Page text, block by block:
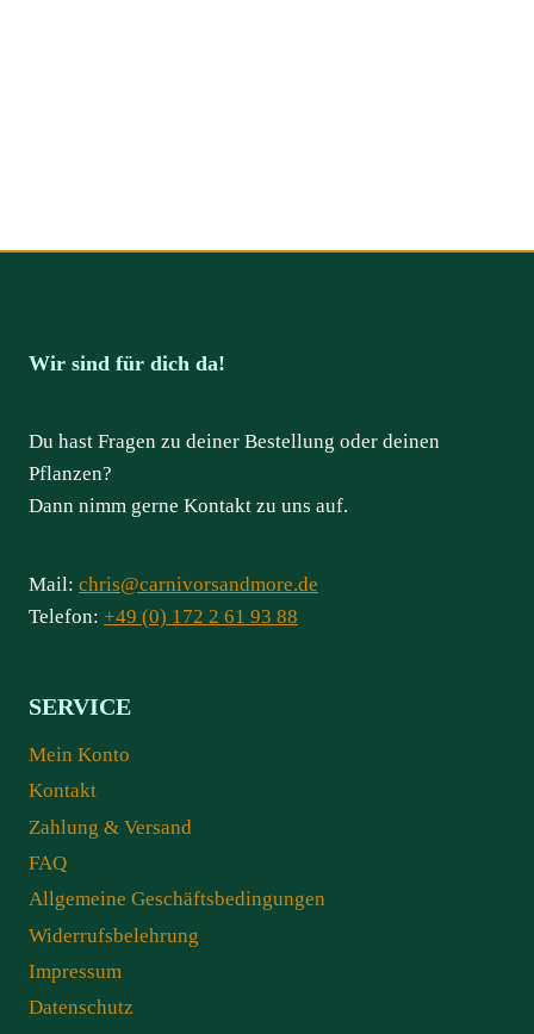
Wir sind für dich da!
Du hast Fragen zu deiner Bestellung oder deinen
Pflanzen?
Dann nimm gerne Kontakt zu uns auf.
Mail: chris@carnivorsandmore.de
Telefon: +49 (0) 172 2 61 93 88
SERVICE
Mein Konto
Kontakt
Zahlung & Versand
FAQ
Allgemeine Geschäftsbedingungen
Widerrufsbelehrung
Impressum
Datenschutz